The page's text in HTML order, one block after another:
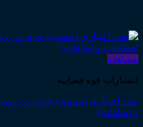
مشاهده
انتشارات قوه قضاییه
تعدد اعتباری (معنوی) جرم ـ در
و اضافات)